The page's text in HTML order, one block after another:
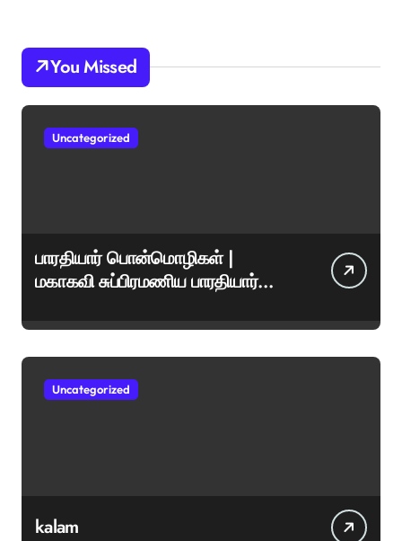
You Missed
Uncategorized
பாரதியார் பொன்மொழிகள் |
மகாகவி சுப்பிரமணிய பாரதியார்
ஊக்கமளிக்கும் வாசகங்கள்
Uncategorized
kalam